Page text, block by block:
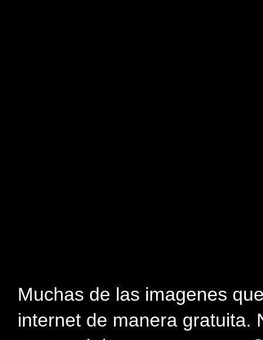
Muchas de las imagenes
internet de manera gratuita.